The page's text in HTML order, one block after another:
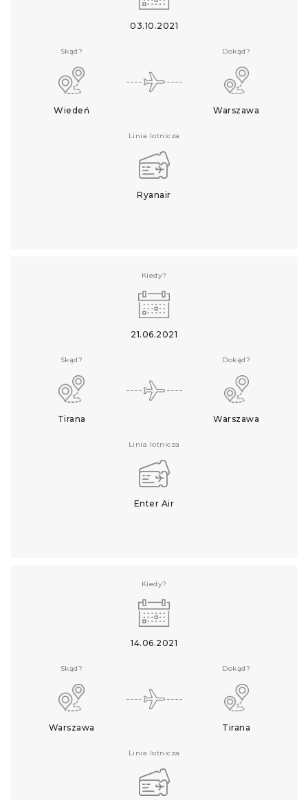
03.10.2021
Skąd?
Wiedeń
Dokąd?
Warszawa
Linia lotnicza
Ryanair
Kiedy?
21.06.2021
Skąd?
Tirana
Dokąd?
Warszawa
Linia lotnicza
Enter Air
Kiedy?
14.06.2021
Skąd?
Warszawa
Dokąd?
Tirana
Linia lotnicza